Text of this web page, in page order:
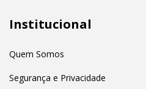
Institucional
Quem Somos
Segurança e Privacidade